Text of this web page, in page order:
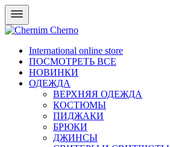
International online store
ПОСМОТРЕТЬ ВСЕ
НОВИНКИ
ОДЕЖДА
ВЕРХНЯЯ ОДЕЖДА
КОСТЮМЫ
ПИДЖАКИ
БРЮКИ
ДЖИНСЫ